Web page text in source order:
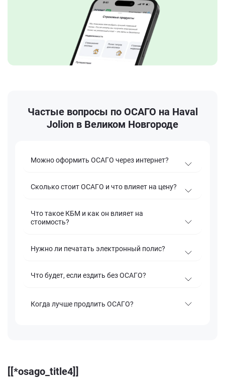
Частые вопросы по ОСАГО на Haval
Jolion в Великом Новгороде
Можно оформить ОСАГО через интернет?
Сколько стоит ОСАГО и что влияет на цену?
Что такое КБМ и как он влияет на
стоимость?
Нужно ли печатать электронный полис?
Что будет, если ездить без ОСАГО?
Когда лучше продлить ОСАГО?
[[*osago_title4]]